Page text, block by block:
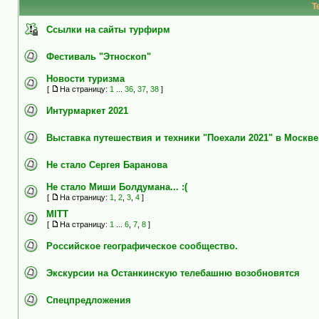
Ссылки на сайты турфирм
Фестиваль "Этноскоп"
Новости туризма
[ На страницу: 1 36 37 38 ]
Интурмаркет 2021
Выставка путешествия и техники "Поехали 2021" в Москве
Не стало Сергея Баранова
Не стало Миши Болдумана... :(
[ На страницу: 1 2 3 4 ]
MITT
[ На страницу: 1 6 7 8 ]
Российское географическое сообщество.
Экскурсии на Останкинскую телебашню возобновятся
Спецпредложения